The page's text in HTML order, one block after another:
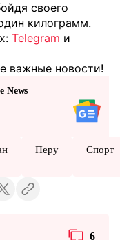
своего
килограмм.
Telegram и
важные новости!
News
Перу Спорт
6